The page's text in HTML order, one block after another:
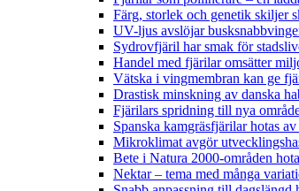
Färg, storlek och genetik skiljer
UV-ljus avslöjar
Sydrovfjäril har smak för
Handel med fjärilar omsätter
Vätska i vingmembran kan ge
Drastisk minskning av danska
Fjärilars spridning till nya
Spanska kamgräsfjärilar hotas
Mikroklimat avgör
Bete i Natura 2000-områden
Nektar – tema med många